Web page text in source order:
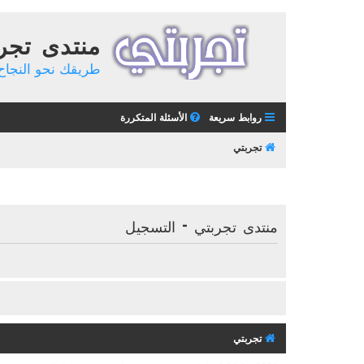
منتدى
طريقك نحو النجاح
روابط سريعة الأسئلة المتكررة
تجربتي
منتدى تجربتي - التسجيل
تجربتي